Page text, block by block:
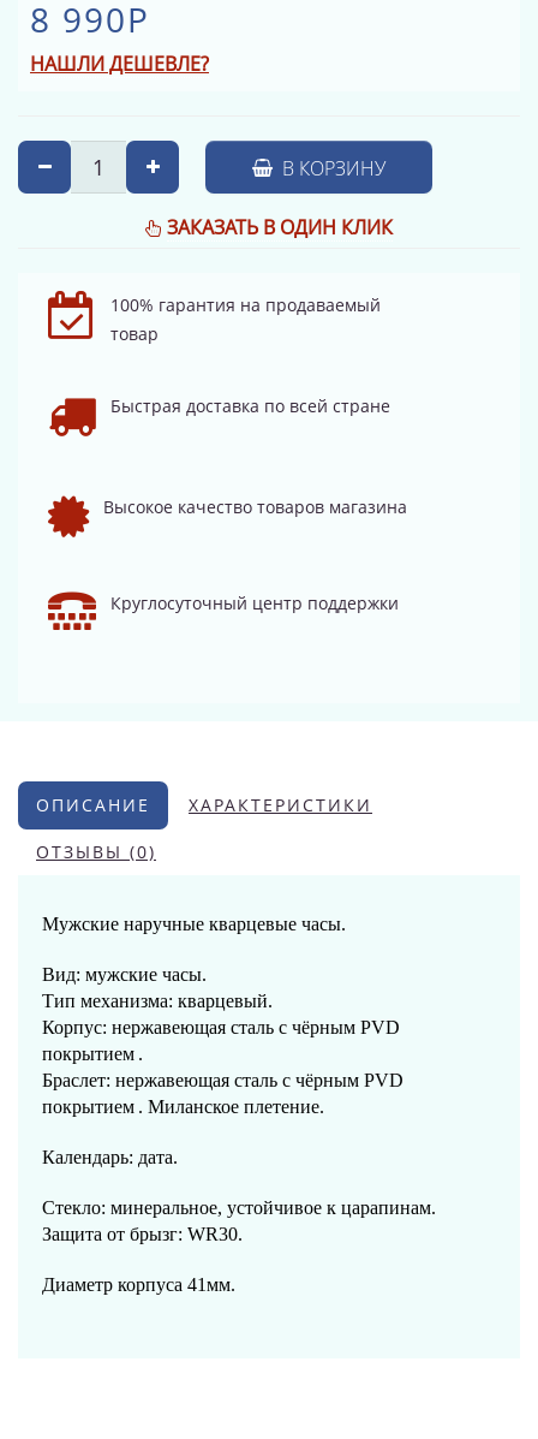
8 990Р
НАШЛИ ДЕШЕВЛЕ?
В КОРЗИНУ
ЗАКАЗАТЬ В ОДИН КЛИК
100% гарантия на продаваемый
товар
Быстрая доставка по всей стране
Высокое качество товаров магазина
Круглосуточный центр поддержки
ОПИСАНИЕ ХАРАКТЕРИСТИКИ
ОТЗЫВЫ (0)
Мужские наручные кварцевые часы.
Вид: мужские часы.
Тип механизма: кварцевый.
Корпус: нержавеющая сталь с чёрным PVD
покрытием .
Браслет: нержавеющая сталь с чёрным PVD
покрытием . Миланское плетение.
Календарь: дата.
Стекло: минеральное, устойчивое к царапинам.
Защита от брызг: WR30.
Диаметр корпуса 41мм.